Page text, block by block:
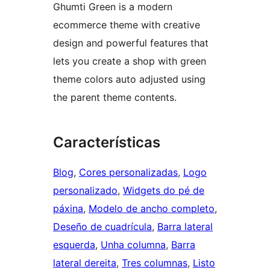
Ghumti Green is a modern
ecommerce theme with creative
design and powerful features that
lets you create a shop with green
theme colors auto adjusted using
the parent theme contents.
Características
Blog, Cores personalizadas, Logo
personalizado, Widgets do pé de
páxina, Modelo de ancho completo
Deseño de cuadrícula, Barra lateral
esquerda, Unha columna, Barra
lateral dereita, Tres columnas, Listo